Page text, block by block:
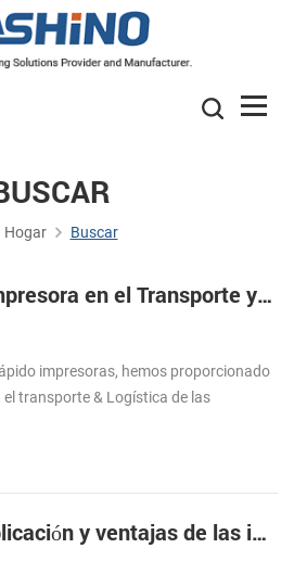
Hogar Buscar
Compacto de la Impresora en el Transporte y la Logística
impresoras, hemos proporcionado
transporte & Logística de las
Los campos de Aplicación y ventajas de las impresoras Bluetooth